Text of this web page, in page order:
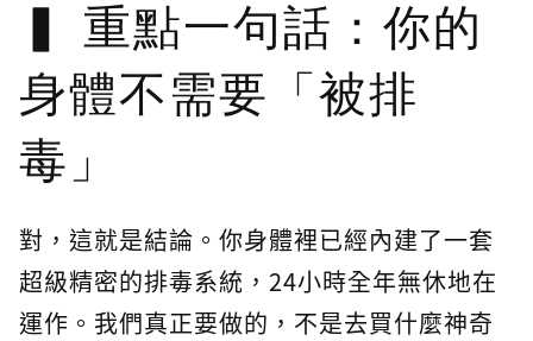
重點一句話：你的
身體不需要「被排
毒」
對，這就是結論。你身體裡已經內建了一套
超級精密的排毒系統，24小時全年無休地在
運作。我們真正要做的，不是去買什麼神奇